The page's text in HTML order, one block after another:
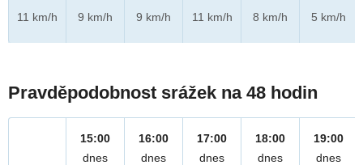
11 km/h
9 km/h
9 km/h
11 km/h
8 km/h
5 km/h
Pravděpodobnost srážek na 48 hodin
15:00
dnes
16:00
dnes
17:00
dnes
18:00
dnes
19:00
dnes